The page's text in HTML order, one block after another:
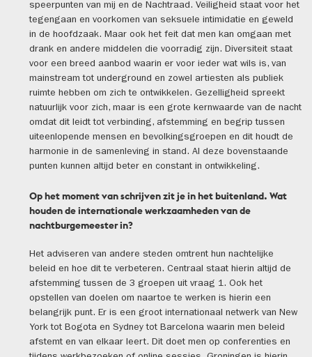
speerpunten van mij en de Nachtraad. Veiligheid staat voor het
tegengaan en voorkomen van seksuele intimidatie en geweld
in de hoofdzaak. Maar ook het feit dat men kan omgaan met
drank en andere middelen die voorradig zijn. Diversiteit staat
voor een breed aanbod waarin er voor ieder wat wils is, van
mainstream tot underground en zowel artiesten als publiek
ruimte hebben om zich te ontwikkelen. Gezelligheid spreekt
natuurlijk voor zich, maar is een grote kernwaarde van de nacht
omdat dit leidt tot verbinding, afstemming en begrip tussen
uiteenlopende mensen en bevolkingsgroepen en dit houdt de
harmonie in de samenleving in stand. Al deze bovenstaande
punten kunnen altijd beter en constant in ontwikkeling.
Op het moment van schrijven zit je in het buitenland. Wat
houden de internationale werkzaamheden van de
nachtburgemeester in?
Het adviseren van andere steden omtrent hun nachtelijke
beleid en hoe dit te verbeteren. Centraal staat hierin altijd de
afstemming tussen de 3 groepen uit vraag 1. Ook het
opstellen van doelen om naartoe te werken is hierin een
belangrijk punt. Er is een groot internationaal netwerk van New
York tot Bogota en Sydney tot Barcelona waarin men beleid
afstemt en van elkaar leert. Dit doet men op conferenties en